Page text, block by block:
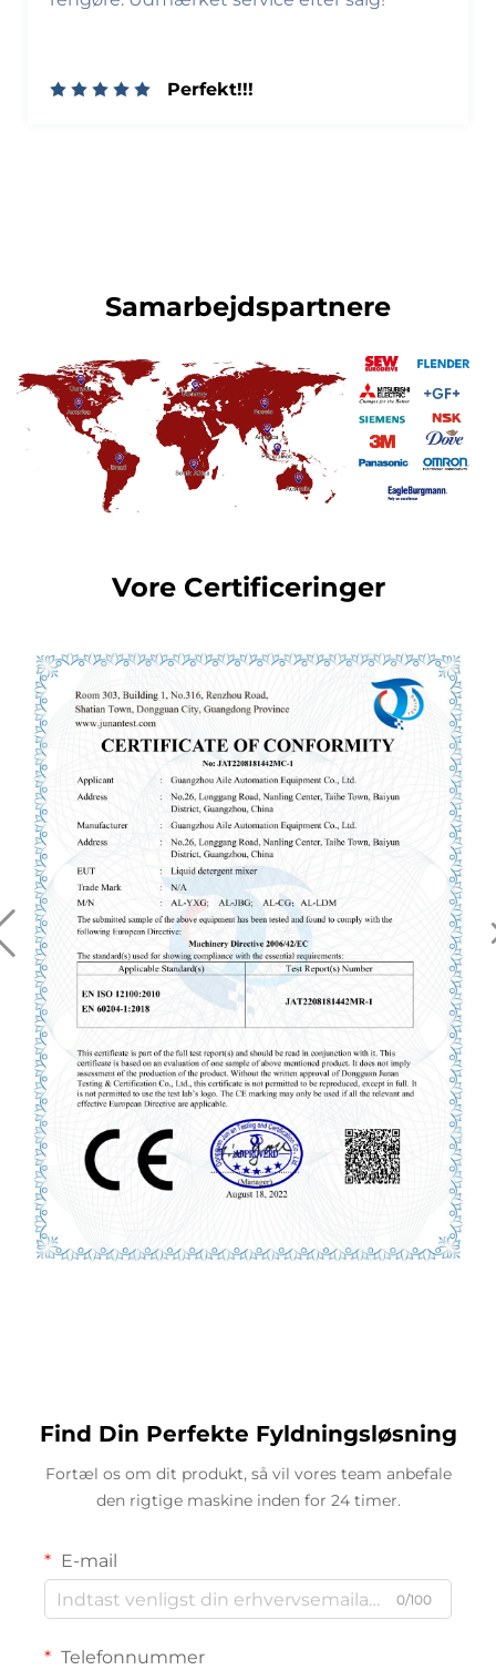
Perfekt!!!
Samarbejdspartnere
Vore Certificeringer
Find Din Perfekte Fyldningsløsning
Fortæl os om dit produkt, så vil vores team anbefale
den rigtige maskine inden for 24 timer.
E-mail
0/100
Telefonnummer